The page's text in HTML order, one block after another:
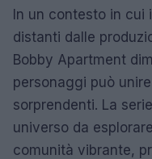
In un contesto in cui
distanti dalle
Bobby Apartment
personaggi può
sorprendenti. La
universo da
comunità vibrante,